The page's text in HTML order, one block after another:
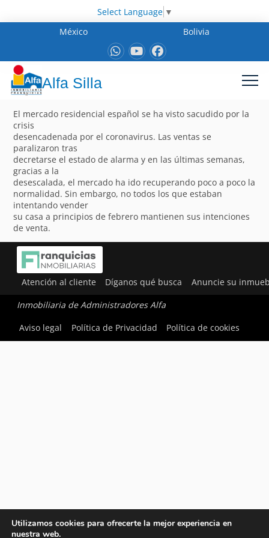
Select Language ▼
México
Bolivia
Alfa Silla
El mercado residencial español se ha visto sacudido por la
crisis
desencadenada por el coronavirus. Las ventas se
paralizaron tras
decretarse el estado de alarma y en las últimas semanas,
gracias a la
desescalada, el mercado ha ido recuperando poco a poco la
normalidad. Sin embargo, no todos los que estaban
intentando vender
su casa a principios de febrero mantienen sus intenciones
de venta.
Atención al cliente Díganos qué busca Anuncie su
Inmobiliaria de Administradores Alfa
Aviso legal
Política de Privacidad Política de cookies
Utilizamos cookies para ofrecerte la mejor experiencia en
nuestra web.